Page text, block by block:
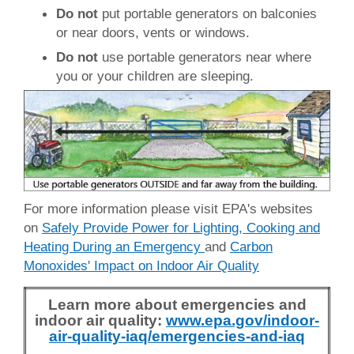
Do notput portable generators on balconies
or near doors, vents or windows.
Do notuse portable generators near where
you or your children are sleeping.
For more information please visit EPA's websites
on Safely Provide Power for Lighting, Cooking and
Heating During an Emergency and Carbon
Monoxides' Impact on Indoor Air Quality
Learn more about emergencies and
indoor air quality: www.epa.gov/indoor-
air-quality-iaq/emergencies-and-iaq